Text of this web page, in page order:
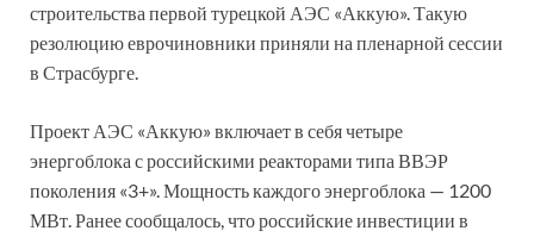
строительства первой турецкой АЭС «Аккую». Такую
резолюцию еврочиновники приняли на пленарной сессии
в Страсбурге.
Проект АЭС «Аккую» включает в себя четыре
энергоблока с российскими реакторами типа ВВЭР
поколения «3+». Мощность каждого энергоблока — 1200
МВт. Ранее сообщалось, что российские инвестиции в